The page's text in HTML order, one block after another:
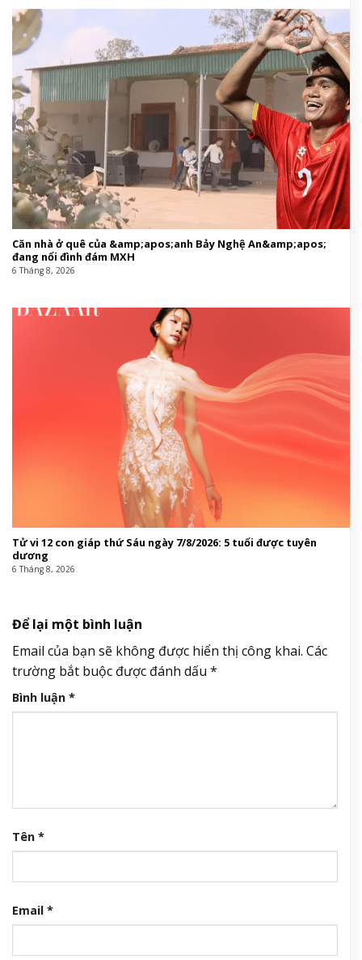
Căn nhà ở quê của &amp;apos;anh Bảy Nghệ An&amp;apos;
đang nổi đình đám MXH
6 Tháng 8, 2026
Tử vi 12 con giáp thứ Sáu ngày 7/8/2026: 5 tuổi được tuyên
dương
6 Tháng 8, 2026
Để lại một bình luận
Email của bạn sẽ không được hiển thị công khai. Các
trường bắt buộc được đánh dấu *
Bình luận *
Tên *
Email *